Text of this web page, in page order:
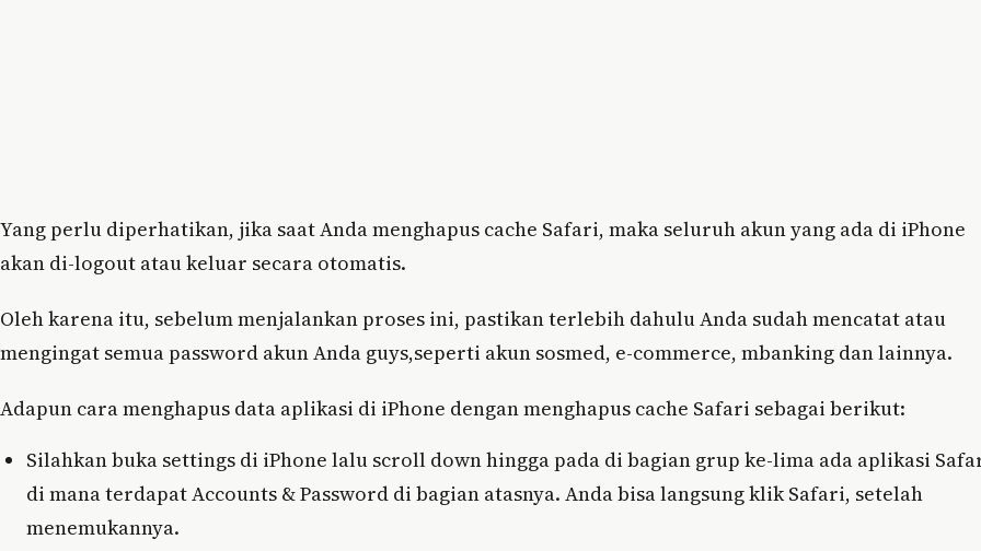
Yang perlu diperhatikan, jika saat Anda menghapus cache Safari, maka seluruh akun yang ada di iPhone
akan di-logout atau keluar secara otomatis.
Oleh karena itu, sebelum menjalankan proses ini, pastikan terlebih dahulu Anda sudah mencatat atau
mengingat semua password akun Anda guys,seperti akun sosmed, e-commerce, mbanking dan lainnya.
Adapun cara menghapus data aplikasi di iPhone dengan menghapus cache Safari sebagai berikut:
Silahkan buka settings di iPhone lalu scroll down hingga pada di bagian grup ke-lima ada aplikasi
di mana terdapat Accounts & Password di bagian atasnya. Anda bisa langsung klik Safari, setelah
menemukannya.